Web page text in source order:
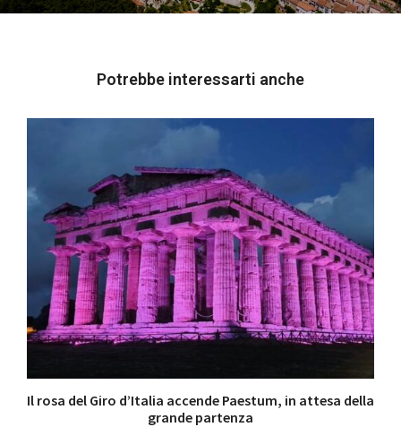
Potrebbe interessarti anche
Il rosa del Giro d’Italia accende Paestum, in attesa della
grande partenza